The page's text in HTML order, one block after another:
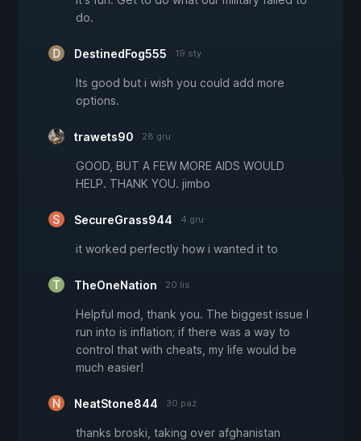
do.
DestinedFog555 19 sty
Its good but i wish you could add more
options.
trawets90 28 gru
GOOD, BUT A FEW MORE AIDS WOULD
HELP. THANK YOU. jimbo
SecureGrass944 4 gru
it worked perfectly how i wanted it to
TheOneNation 20 lis
Helpful mod, thank you. The biggest issue I
run into is inflation; if there was a way to
control that with cheats, my life would be
much easier!
NeatStone844 30 paź
thanks broski, taking over afghanistan